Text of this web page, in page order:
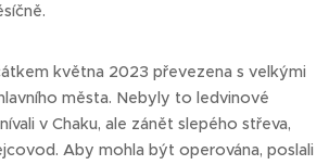
května 2023 převezena s velkými
města. Nebyly to ledvinové
v Chaku, ale zánět slepého střeva,
Aby mohla být operována, poslali